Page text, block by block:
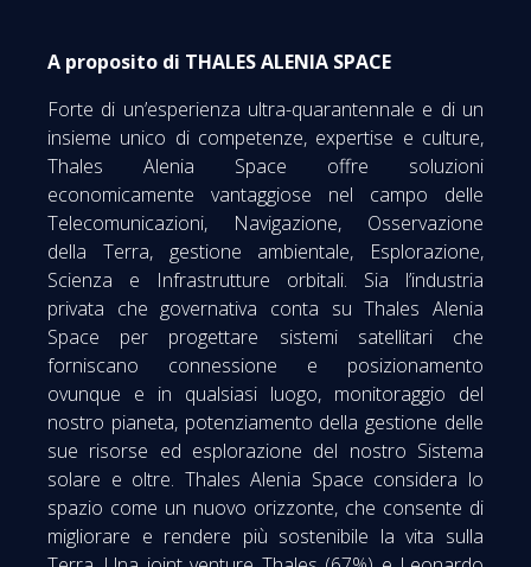
A proposito di THALES ALENIA SPACE
Forte di un’esperienza ultra-quarantennale e di un
insieme unico di competenze, expertise e culture,
Thales Alenia Space offre soluzioni
economicamente vantaggiose nel campo delle
Telecomunicazioni, Navigazione, Osservazione
della Terra, gestione ambientale, Esplorazione,
Scienza e Infrastrutture orbitali. Sia l’industria
privata che governativa conta su Thales Alenia
Space per progettare sistemi satellitari che
forniscano connessione e posizionamento
ovunque e in qualsiasi luogo, monitoraggio del
nostro pianeta, potenziamento della gestione delle
sue risorse ed esplorazione del nostro Sistema
solare e oltre. Thales Alenia Space considera lo
spazio come un nuovo orizzonte, che consente di
migliorare e rendere più sostenibile la vita sulla